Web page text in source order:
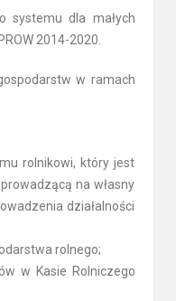
systemu dla małych
2014-2020.
w ramach
rolnikowi, który jest
na własny
działalności
rolnego;
w Kasie Rolniczego